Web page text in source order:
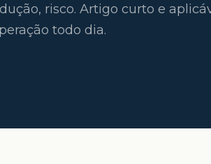
risco. Artigo curto e
todo dia.